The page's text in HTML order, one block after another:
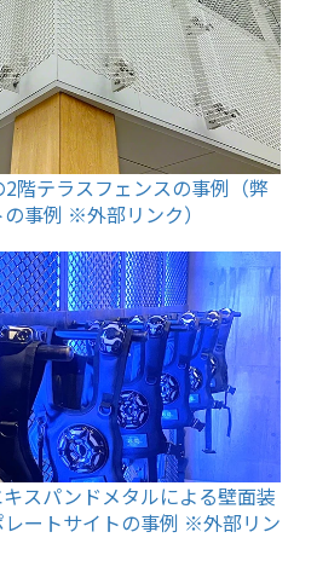
階テラスフェンスの事例（弊
事例 ※外部リンク）
スパンドメタルによる壁面装
ートサイトの事例 ※外部リン